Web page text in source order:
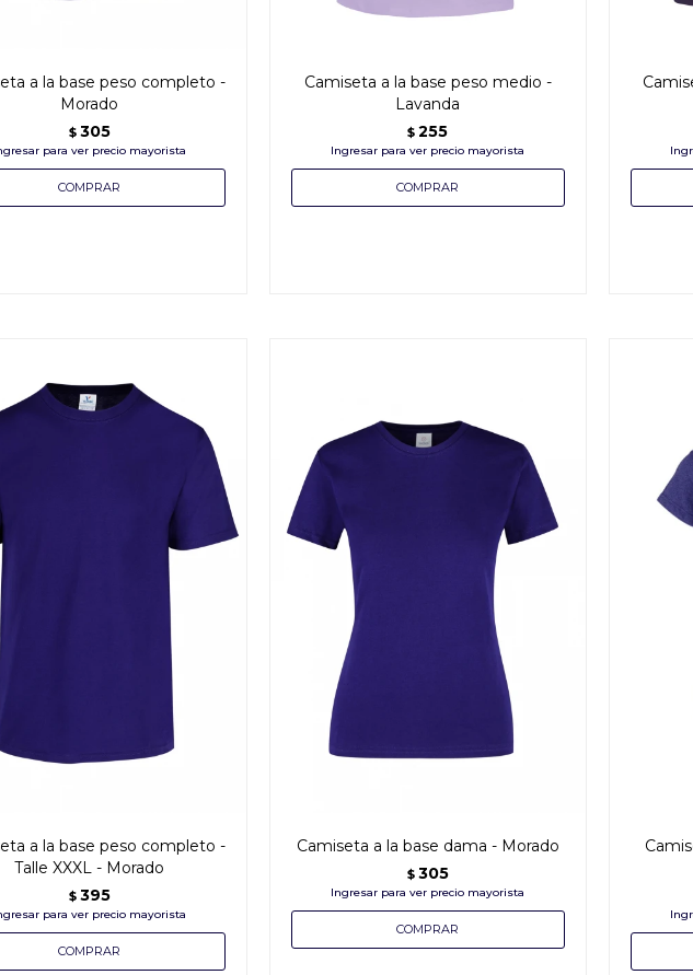
a la base peso completo -
Morado
$ 305
Camiseta a la base peso medio -
Lavanda
$ 255
a la base peso completo -
Talle XXXL - Morado
$ 395
Camiseta a la base dama - Morado
$ 305